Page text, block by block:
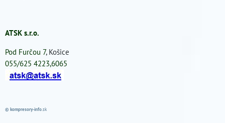
ATSK s.r.o.
Pod Furčou 7, Košice
055/625 4223,6065
© kompresory-info.sk